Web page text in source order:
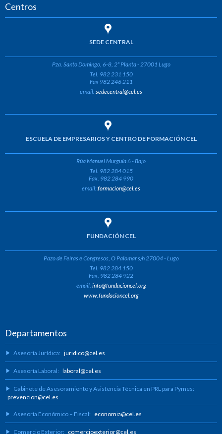
Centros
SEDE CENTRAL
Pza. Santo Domingo, 6-8, 2ª Planta - 27001 Lugo
Tel. 982 231 150
Fax 982 246 211
email:sedecentral@cel.es
ESCUELA DE EMPRESARIOS Y CENTRO DE FORMACIÓN CEL
Rúa Manuel Murguía 6 - Bajo
Tel. 982 284 015
Fax. 982 284 990
email:formacion@cel.es
FUNDACIÓN CEL
Pazo de Feiras e Congresos, O Palomar s/n 27004 - Lugo
Tel. 982 284 150
Fax. 982 284 922
email:info@fundacioncel.org
www.fundacioncel.org
Departamentos
Asesoría Jurídica: juridico@cel.es
Asesoría Laboral: laboral@cel.es
Gabinete de Asesoramiento y Asistencia Técnica en PRL para Pymes:
prevencion@cel.es
Asesoría Económico – Fiscal: economia@cel.es
Comercio Exterior: comercioexterior@cel.es